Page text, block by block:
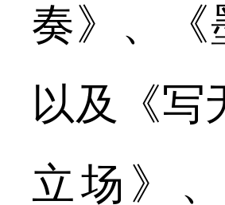
奏》、
以及《写
立场》